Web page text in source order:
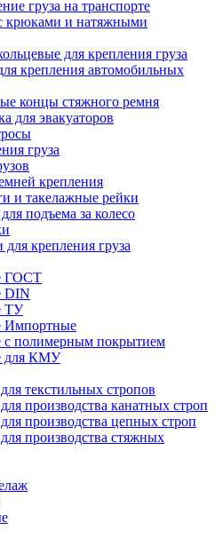
груза на транспорте
крюками и натяжными
для крепления груза
крепления автомобильных
концы стяжного ремня
для эвакуаторов
груза
крепления
и такелажные рейки
подъема за колесо
крепления груза
ГОСТ
DIN
ТУ
Импортные
с полимерным покрытием
для КМУ
текстильных стропов
производства канатных строп
производства цепных строп
производства стяжных